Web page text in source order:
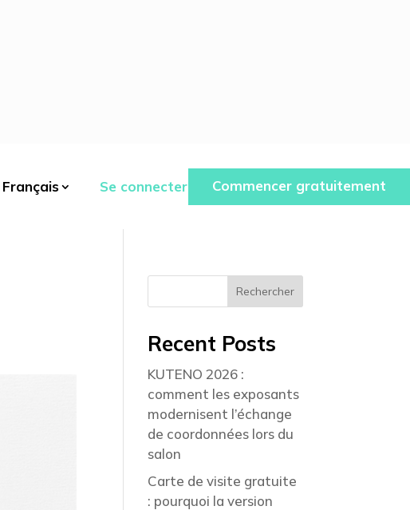
Français Se connecter Commencer gratuitement
Rechercher
Recent Posts
KUTENO 2026 :
comment les exposants
modernisent l’échange
de coordonnées lors du
salon
Carte de visite gratuite
: pourquoi la version